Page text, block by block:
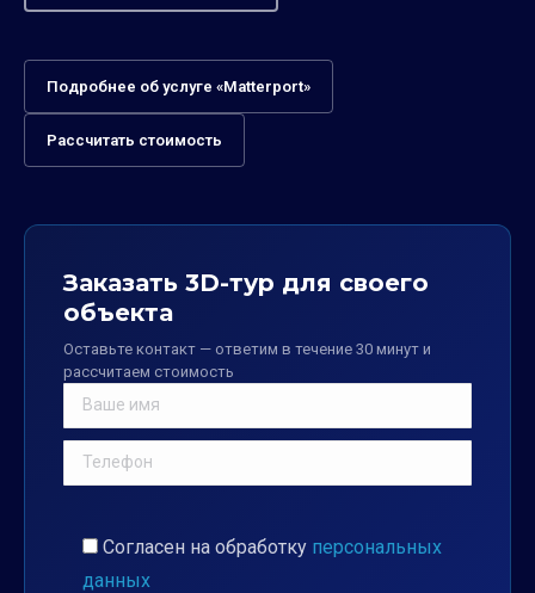
Подробнее об услуге «Matterport»
Рассчитать стоимость
Заказать 3D-тур для своего
объекта
Оставьте контакт — ответим в течение 30 минут и
рассчитаем стоимость
Согласен на обработку персональных
данных